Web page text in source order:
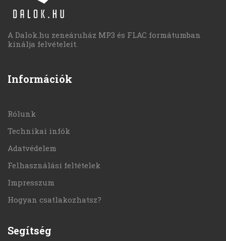
A Dalok.hu zeneáruház MP3 és FLAC formátumban
kínálja felvételeit.
Információk
Rólunk
Technikai infók
Adatvédelem
Felhasználási feltételek
Impresszum
Hogyan csatlakozhatsz?
Segítség